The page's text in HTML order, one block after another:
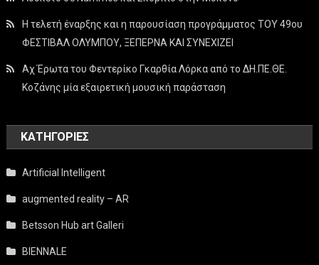
Η τελετή έναρξης και η παρουσίαση προγράμματος ΤΟΥ 49ου
ΦΕΣΤΙΒΑΛ ΟΛΥΜΠΟΥ, ΞΕΠΕΡΝΑ ΚΑΙ ΣΥΝΕΧΙΖΕΙ
Αχ Έρωτα του Φεντερίκο Γκαρθία Λόρκα από το ΔΗ.ΠΕ.ΘΕ.
Κοζάνης μία εξαιρετική μουσική παράσταση
KΑΤΗΓΟΡΊΕΣ
Artificial Intelligent
augmented reality – AR
Betsson Hub art Galleri
BIENNALE